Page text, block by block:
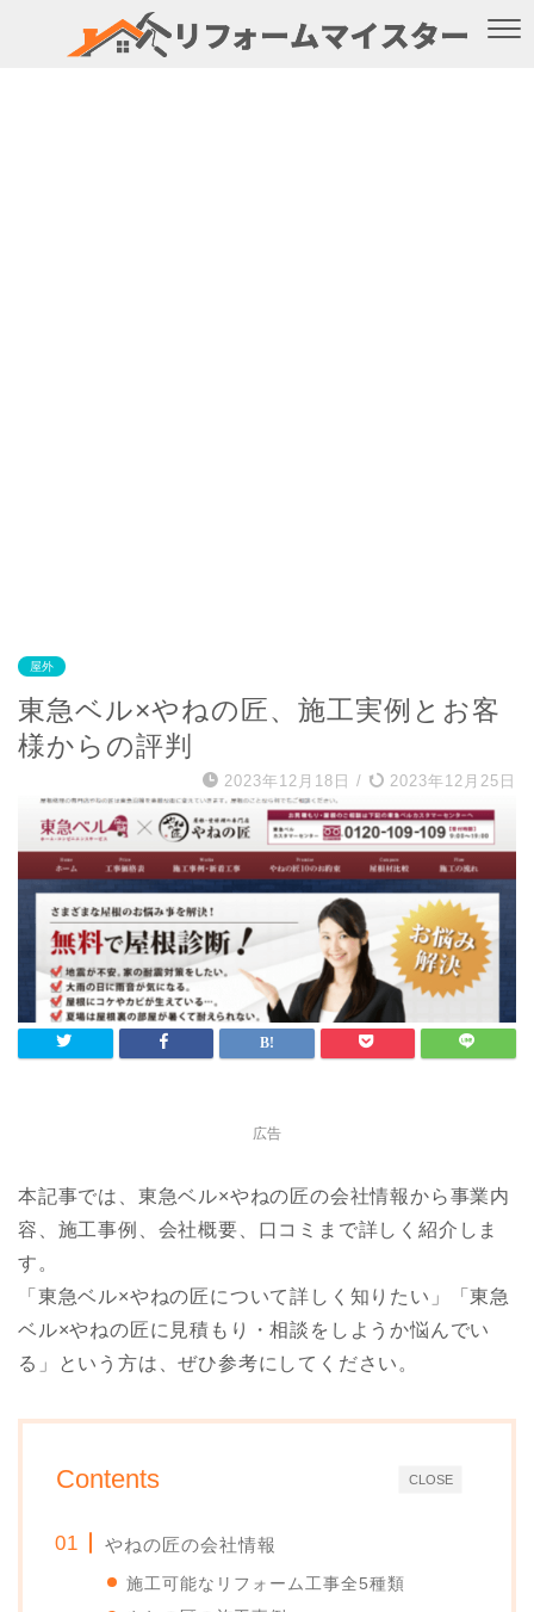
屋外
東急ベル×やねの匠、施工実例とお客
様からの評判
2023年12月18日 / 2023年12月25日
広告
本記事では、東急ベル×やねの匠の会社情報から事業内
容、施工事例、会社概要、口コミまで詳しく紹介しま
す。
「東急ベル×やねの匠について詳しく知りたい」「東急
ベル×やねの匠に見積もり・相談をしようか悩んでい
る」という方は、ぜひ参考にしてください。
CLOSE
Contents
やねの匠の会社情報
施工可能なリフォーム工事全5種類